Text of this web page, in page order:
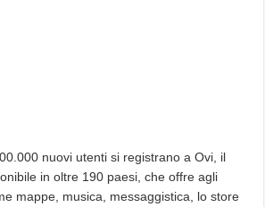
nuovi utenti si registrano a Ovi, il
in oltre 190 paesi, che offre agli
mappe, musica, messaggistica, lo store